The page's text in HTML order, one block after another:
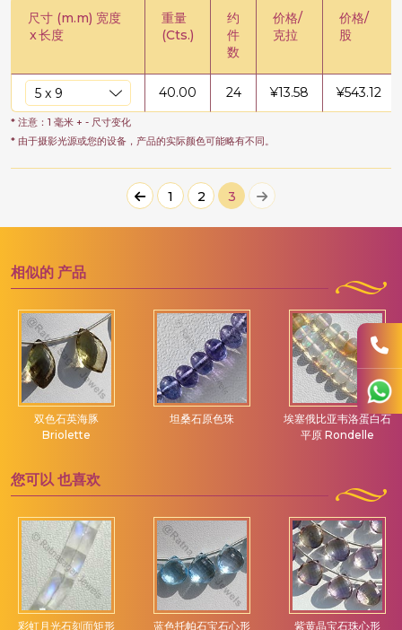
尺寸 (m.m) 宽度
x长度
重量
(Cts.)
约
件
数
价格/
克拉
价格/
股
40.00 24 ¥13.58 ¥543.12
* 注意：1 毫米 + - 尺寸变化
* 由于摄影光源或您的设备，产品的实际颜色可能略有不同。
1 2 3
相似的 产品
双色石英海豚
Briolette
坦桑石原色珠
埃塞俄比亚韦洛蛋白石
平原 Rondelle
您可以 也喜欢
彩虹月光石刻面矩形
蓝色托帕石宝石心形
紫黄晶宝石珠心形